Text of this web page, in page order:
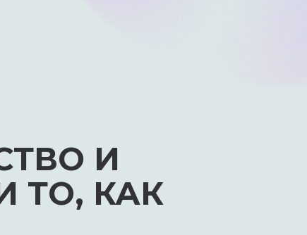
И
ТО, КАК